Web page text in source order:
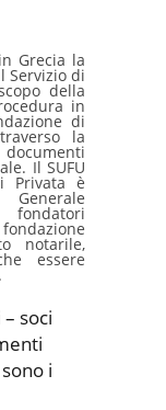
Grecia la
Servizio di
della
in
di
la
Il SUFU
Privata è
notarile,
essere
soci
i